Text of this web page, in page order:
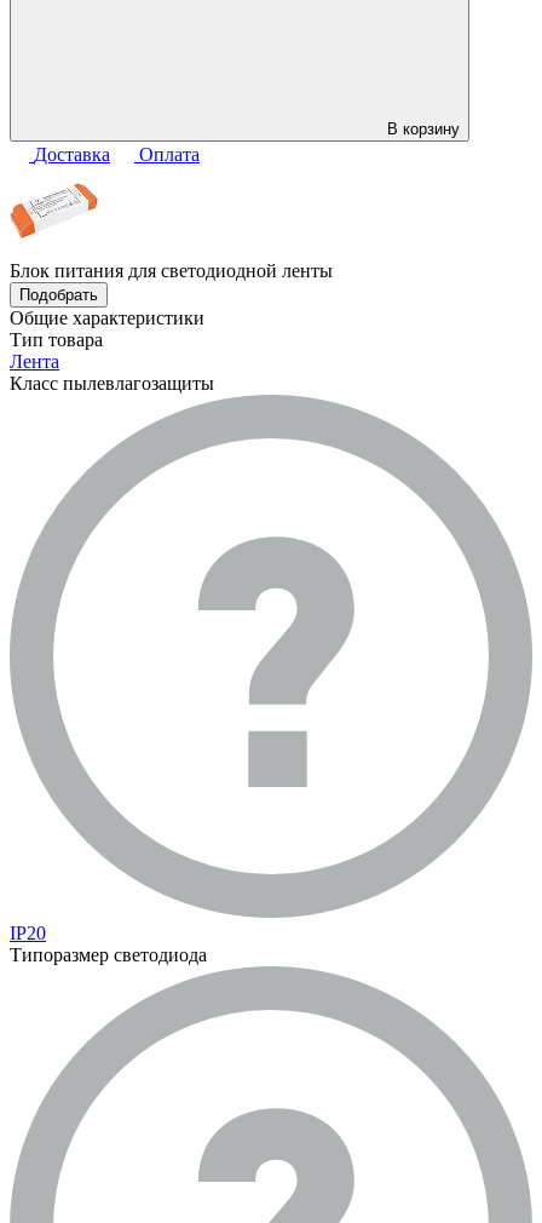
В корзину
Доставка Оплата
Блок питания для светодиодной ленты
Подобрать
Общие характеристики
Тип товара
Лента
Класс пылевлагозащиты
IP20
Типоразмер светодиода